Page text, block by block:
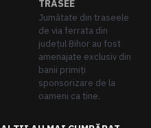
TRASEE
Jumătate din traseele
de via ferrata din
județul Bihor au fost
amenajate exclusiv din
banii primiți
sponsorizare de la
oameni ca tine.